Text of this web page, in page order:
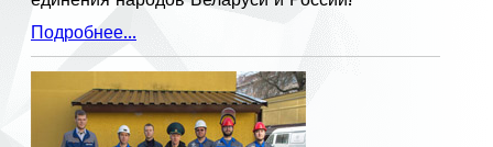
Подробнее...